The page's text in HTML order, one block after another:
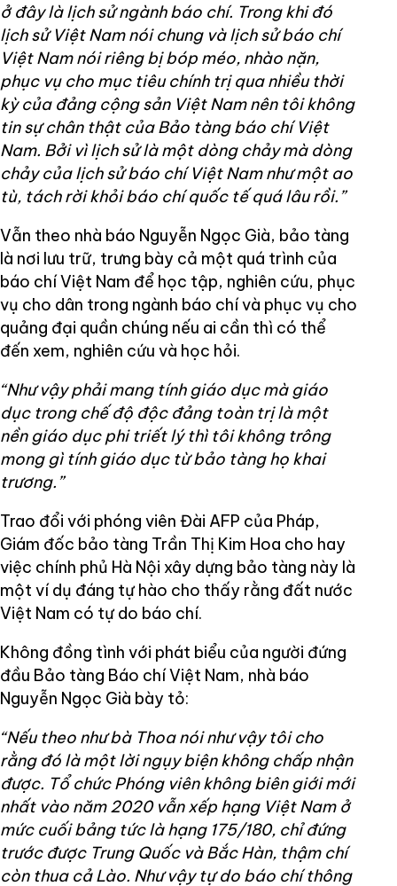
ở đây là lịch sử ngành báo chí. Trong khi đó
lịch sử Việt Nam nói chung và lịch sử báo chí
Việt Nam nói riêng bị bóp méo, nhào nặn,
phục vụ cho mục tiêu chính trị qua nhiều thời
kỳ của đảng cộng sản Việt Nam nên tôi không
tin sự chân thật của Bảo tàng báo chí Việt
Nam. Bởi vì lịch sử là một dòng chảy mà dòng
chảy của lịch sử báo chí Việt Nam như một ao
tù, tách rời khỏi báo chí quốc tế quá lâu rồi.”
Vẫn theo nhà báo Nguyễn Ngọc Già, bảo tàng
là nơi lưu trữ, trưng bày cả một quá trình của
báo chí Việt Nam để học tập, nghiên cứu, phục
vụ cho dân trong ngành báo chí và phục vụ cho
quảng đại quần chúng nếu ai cần thì có thể
đến xem, nghiên cứu và học hỏi.
“Như vậy phải mang tính giáo dục mà giáo
dục trong chế độ độc đảng toàn trị là một
nền giáo dục phi triết lý thì tôi không trông
mong gì tính giáo dục từ bảo tàng họ khai
trương.”
Trao đổi với phóng viên Đài AFP của Pháp,
Giám đốc bảo tàng Trần Thị Kim Hoa cho hay
việc chính phủ Hà Nội xây dựng bảo tàng này là
một ví dụ đáng tự hào cho thấy rằng đất nước
Việt Nam có tự do báo chí.
Không đồng tình với phát biểu của người đứng
đầu Bảo tàng Báo chí Việt Nam, nhà báo
Nguyễn Ngọc Già bày tỏ:
“Nếu theo như bà Thoa nói như vậy tôi cho
rằng đó là một lời ngụy biện không chấp nhận
được. Tổ chức Phóng viên không biên giới mới
nhất vào năm 2020 vẫn xếp hạng Việt Nam ở
mức cuối bảng tức là hạng 175/180, chỉ đứng
trước được Trung Quốc và Bắc Hàn, thậm chí
còn thua cả Lào. Như vậy tự do báo chí thông